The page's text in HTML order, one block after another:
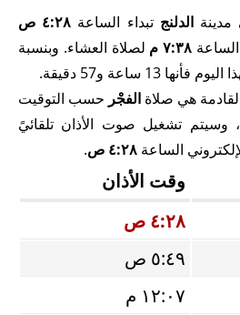
مدينةالدلنج تبداء الساعة ٤:٢٨ ص
٧:٣٨ م
لصلاة العشاء. وبنسبة
ساعة و57 دقيقة.
هي صلاة الفجْر حسب التوقيت
، وسيتم تشغيل صوت الأذان تلقائيً
الساعة ٤:٢٨ ص .
وقت الأذان
٤:٢٨ ص
٥:٤٩ ص
١٢:٠٧ م